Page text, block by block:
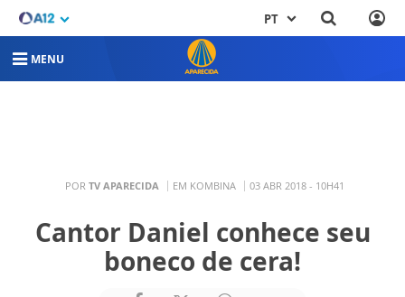
PT
MENU
POR TV APARECIDA EM KOMBINA 03 ABR 2018 - 10H41
Cantor Daniel conhece seu
boneco de cera!